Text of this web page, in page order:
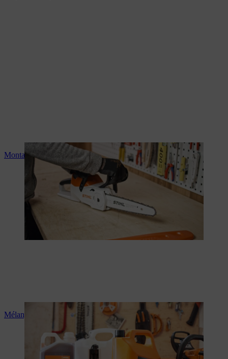
Montage de la tronçonneuse
Mélange pour tronçonneuse